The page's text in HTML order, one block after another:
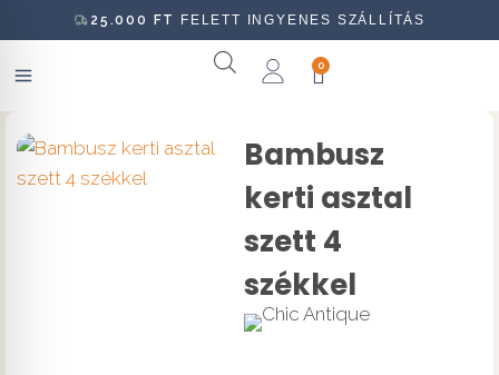
25.000 FT FELETT INGYENES SZÁLLÍTÁS
0
Bambusz
kerti asztal
szett 4
székkel